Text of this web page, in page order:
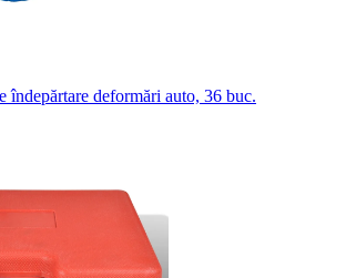
îndepărtare deformări auto, 36 buc.